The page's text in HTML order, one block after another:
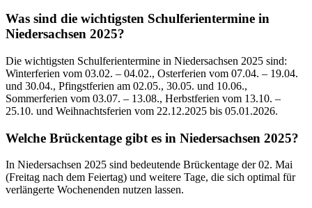
Was sind die wichtigsten Schulferientermine in
Niedersachsen 2025?
Die wichtigsten Schulferientermine in Niedersachsen 2025 sind:
Winterferien vom 03.02. – 04.02., Osterferien vom 07.04. – 19.04.
und 30.04., Pfingstferien am 02.05., 30.05. und 10.06.,
Sommerferien vom 03.07. – 13.08., Herbstferien vom 13.10. –
25.10. und Weihnachtsferien vom 22.12.2025 bis 05.01.2026.
Welche Brückentage gibt es in Niedersachsen 2025?
In Niedersachsen 2025 sind bedeutende Brückentage der 02. Mai
(Freitag nach dem Feiertag) und weitere Tage, die sich optimal für
verlängerte Wochenenden nutzen lassen.